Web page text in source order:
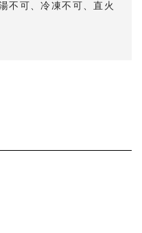
不可、冷凍不可、直火